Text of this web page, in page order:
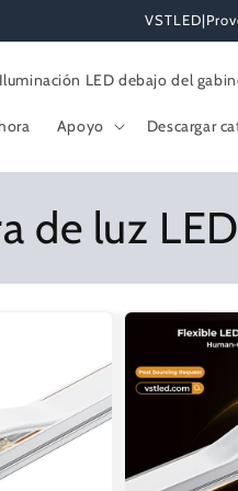
Iluminación LED debajo del
Apoyo Descargar
de luz LED